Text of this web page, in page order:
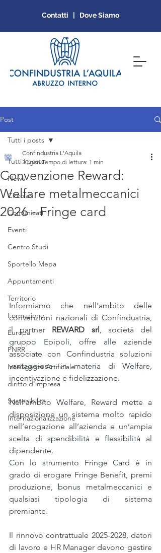
Contatti | Dove Siamo
Post
Tutti i posts
News
Circolari
Comunicati
Eventi
Centro Studi
Sportello Mepa
Appuntamenti
Territorio
Formazione
Europa
PNRR
Intelligenza Artificiale
diritto d'impresa
Sostenibilità
Internazionalizzazione
Tutti i posts
Convenzione Reward:
Welfare metalmeccanici
2026 - Fringe card
Confindustria L'Aquila
20 gen Tempo di lettura: 1 min
Informiamo che nell'ambito delle
convenzioni nazionali di Confindustria,
il partner REWARD srl , società del
associate con Confindustria soluzioni
vantaggiose in materia di Welfare,
incentivazione e fidelizzazione.
Nell’ambito Welfare, Reward mette a
disposizione un sistema molto rapido
nell’erogazione all’azienda e un’ampia
scelta di spendibilità e flessibilità al
dipendente.
Con lo strumento Fringe Card è in
grado di erogare Fringe Benefit, premi
produzione, bonus metalmeccanici e
qualsiasi tipologia di sistema
premiante.
Il rinnovo contrattuale 2025-2028, datori
di lavoro e HR Manager devono gestire